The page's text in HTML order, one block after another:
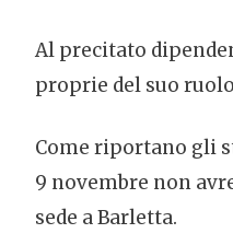
Al precitato
proprie del suo
Come riportano gli
9 novembre non
sede a Barletta.